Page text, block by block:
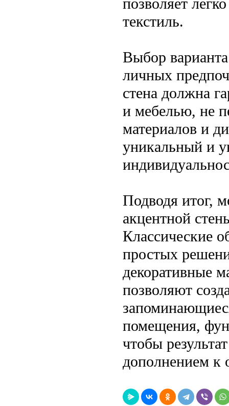
позволяет
текстиль.
Выбор
личных
стена должна
и мебелью, не
материалов и
уникальный и
Подводя итог,
акцентной
Классические
простых
декоративные
позволяют
помещения,
чтобы
дополнением к